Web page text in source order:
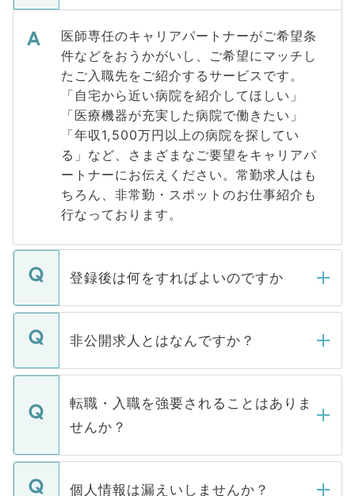
医師専任のキャリアパートナーがご希望条
件などをおうかがいし、ご希望にマッチし
たご入職先をご紹介するサービスです。
「自宅から近い病院を紹介してほしい」
「医療機器が充実した病院で働きたい」
「年収1,500万円以上の病院を探してい
る」など、さまざまなご要望をキャリアパ
ートナーにお伝えください。常勤求人はも
ちろん、非常勤・スポットのお仕事紹介も
行なっております。
登録後は何をすればよいのですか
ご登録いただきましたら、弊社担当者がご
登録内容を確認し、その後メールもしくは
ます。通常、5営業日以内にはご連絡をせて
いただきますので、しばらくお待ちくださ
非公開求人とはなんですか？
マイナビDOCTORで取り扱っている求人の
うち約3割は、Webサイトからご覧いただ
けない「非公開求人」です。非公開求人は
下記の理由によって、一般には公開してい
ません。
転職・入職を強要されることはありま
せんか？
転職・入職を強要することは一切ありませ
ん。また、仮に応募先から内定をいただい
個人情報は漏えいしませんか？